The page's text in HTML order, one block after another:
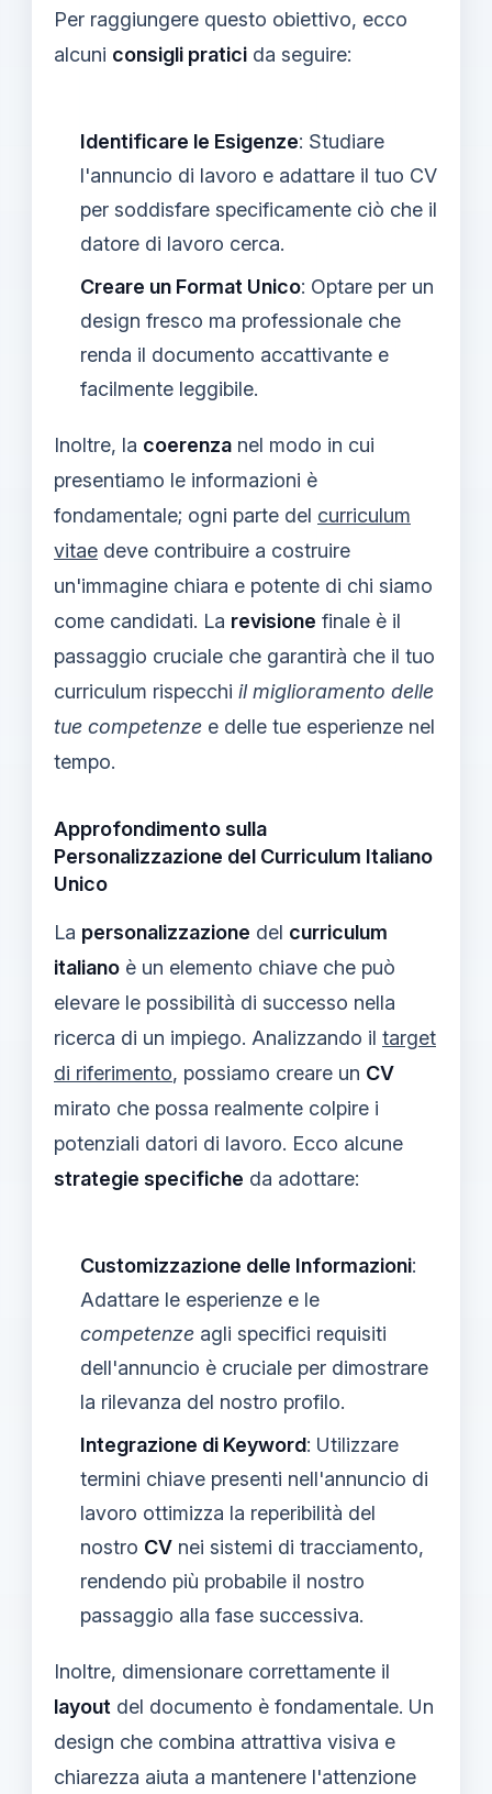
Per raggiungere questo obiettivo, ecco
alcuni consigli pratici da seguire:
Identificare le Esigenze: Studiare
l'annuncio di lavoro e adattare il tuo CV
per soddisfare specificamente ciò che il
datore di lavoro cerca.
Creare un Format Unico: Optare per un
design fresco ma professionale che
renda il documento accattivante e
facilmente leggibile.
Inoltre, la coerenza nel modo in cui
presentiamo le informazioni è
fondamentale; ogni parte del curriculum
vitae deve contribuire a costruire
un'immagine chiara e potente di chi siamo
come candidati. La revisione finale è il
passaggio cruciale che garantirà che il tuo
curriculum rispecchi il miglioramento delle
tue competenze e delle tue esperienze nel
tempo.
Approfondimento sulla
Personalizzazione del Curriculum Italiano
Unico
La personalizzazione del curriculum
italiano è un elemento chiave che può
elevare le possibilità di successo nella
ricerca di un impiego. Analizzando il target
di riferimento, possiamo creare un CV
mirato che possa realmente colpire i
potenziali datori di lavoro. Ecco alcune
strategie specifiche da adottare:
Customizzazione delle Informazioni:
Adattare le esperienze e le
competenze agli specifici requisiti
dell'annuncio è cruciale per dimostrare
la rilevanza del nostro profilo.
Integrazione di Keyword: Utilizzare
termini chiave presenti nell'annuncio di
lavoro ottimizza la reperibilità del
nostro CV nei sistemi di tracciamento,
rendendo più probabile il nostro
passaggio alla fase successiva.
Inoltre, dimensionare correttamente il
layout del documento è fondamentale. Un
design che combina attrattiva visiva e
chiarezza aiuta a mantenere l'attenzione